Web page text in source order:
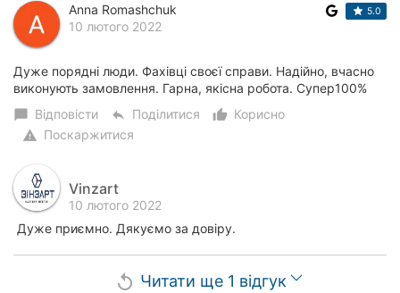
Anna Romashchuk
10 лютого 2022
5.0
Дуже порядні люди. Фахівці своєї справи. Надійно, вчасно
виконують замовлення. Гарна, якісна робота. Супер100%
chat_bubble Відповісти reply Поділитися thumb_up_alt
Корисно
warning Поскаржитися
Vinzart
10 лютого 2022
Дуже приємно. Дякуємо за довіру.
replay Читати ще 1 відгук